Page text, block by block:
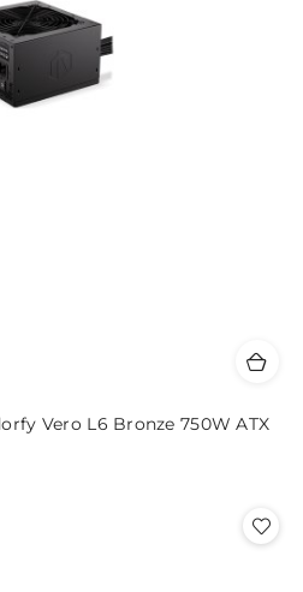
Vero L6 Bronze 750W ATX